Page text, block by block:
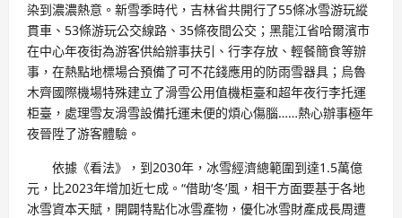
染到濃濃熱意。新雪季時代，吉林省共開行了55條冰雪游玩縱
貫車、53條游玩公交線路、35條夜間公交；黑龍江省哈爾濱市
在中心年夜街為游客供給辦事扶引、行李存放、輕餐簡食等辦
事，在熱點地標場合預備了可不花錢應用的防雨雪器具；烏魯
木齊國際機場特殊建立了滑雪公用值機柜臺和超年夜行李托運
柜臺，處理雪友滑雪設備托運未便的煩心傷腦……熱心辦事極年
夜晉陞了游客體驗。
依據《看法》，到2030年，冰雪經濟總範圍到達1.5萬億
元，比2023年增加近七成。“借助‘冬’風，相干方面要基于各地
冰雪資本天賦，開闢特點化冰雪產物，優化冰雪財產成長周遭